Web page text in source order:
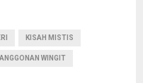
KISAH MISTIS
WINGIT